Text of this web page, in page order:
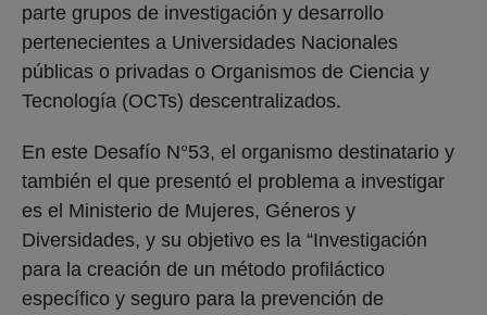
parte grupos de investigación y desarrollo
pertenecientes a Universidades Nacionales
públicas o privadas o Organismos de Ciencia y
Tecnología (OCTs) descentralizados.
En este Desafío N°53, el organismo destinatario y
también el que presentó el problema a investigar
es el Ministerio de Mujeres, Géneros y
Diversidades, y su objetivo es la “Investigación
para la creación de un método profiláctico
específico y seguro para la prevención de